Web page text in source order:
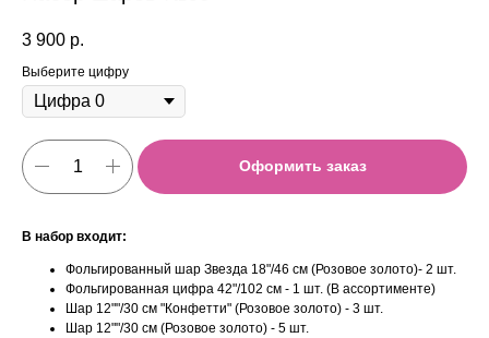
3 900 р.
Выберите цифру
Оформить заказ
В набор входит:
Фольгированный шар Звезда 18"/46 см (Розовое золото)- 2 шт.
Фольгированная цифра 42"/102 см - 1 шт. (В ассортименте)
Шар 12""/30 см "Конфетти" (Розовое золото) - 3 шт.
Шар 12""/30 см (Розовое золото) - 5 шт.